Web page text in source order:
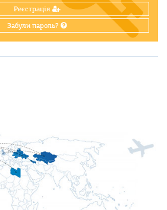
Реєстрація
Забули пароль?